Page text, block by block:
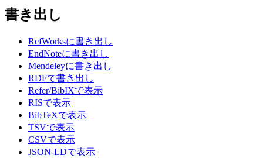
書き出し
RefWorksに書き出し
EndNoteに書き出し
Mendeleyに書き出し
RDFで書き出し
Refer/BibIXで表示
RISで表示
BibTeXで表示
TSVで表示
CSVで表示
JSON-LDで表示